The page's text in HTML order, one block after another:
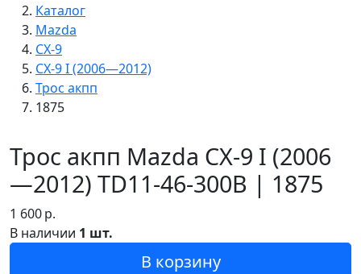
Каталог
Mazda
CX-9
CX-9 I (2006—2012)
Трос акпп
1875
Трос акпп Mazda CX-9 I (2006
—2012) TD11-46-300B | 1875
1 600р.
В наличии 1 шт.
В корзину